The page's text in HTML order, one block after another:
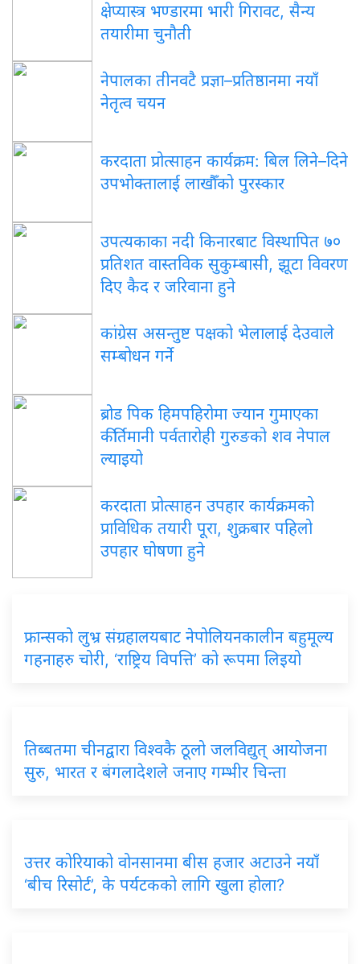
क्षेप्यास्त्र भण्डारमा भारी गिरावट, सैन्य
तयारीमा चुनौती
नेपालका तीनवटै प्रज्ञा–प्रतिष्ठानमा नयाँ
नेतृत्व चयन
करदाता प्रोत्साहन कार्यक्रम: बिल लिने–दिने
उपभोक्तालाई लाखौँको पुरस्कार
उपत्यकाका नदी किनारबाट विस्थापित ७०
प्रतिशत वास्तविक सुकुम्बासी, झूटा विवरण
दिए कैद र जरिवाना हुने
कांग्रेस असन्तुष्ट पक्षको भेलालाई देउवाले
सम्बोधन गर्ने
ब्रोड पिक हिमपहिरोमा ज्यान गुमाएका
कीर्तिमानी पर्वतारोही गुरुङको शव नेपाल
ल्याइयो
करदाता प्रोत्साहन उपहार कार्यक्रमको
प्राविधिक तयारी पूरा, शुक्रबार पहिलो
उपहार घोषणा हुने
फ्रान्सको लुभ्र संग्रहालयबाट नेपोलियनकालीन बहुमूल्य
गहनाहरु चोरी, ‘राष्ट्रिय विपत्ति’ को रूपमा लिइयो
तिब्बतमा चीनद्वारा विश्वकै ठूलो जलविद्युत् आयोजना
सुरु, भारत र बंगलादेशले जनाए गम्भीर चिन्ता
उत्तर कोरियाको वोनसानमा बीस हजार अटाउने नयाँ
‘बीच रिसोर्ट’, के पर्यटकको लागि खुला होला?